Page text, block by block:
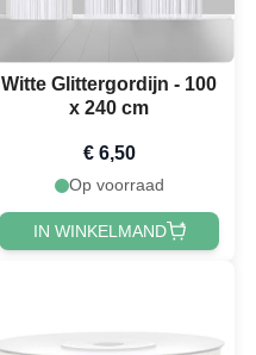
Witte Glittergordijn - 100
x 240 cm
€ 6,50
Op voorraad
IN WINKELMAND